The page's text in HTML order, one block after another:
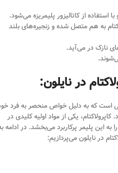
با استفاده از کاتالیزور پلیمریزه می‌شود.
به هم متصل شده و زنجیره‌های بلند
نازک در می‌آید.
در نایلون:
است که به دلیل خواص منحصر به فرد
یکی از مواد اولیه کلیدی در
را به این پلیمر پرکاربرد می‌بخشد. در ادامه
در نایلون می‌پردازیم: